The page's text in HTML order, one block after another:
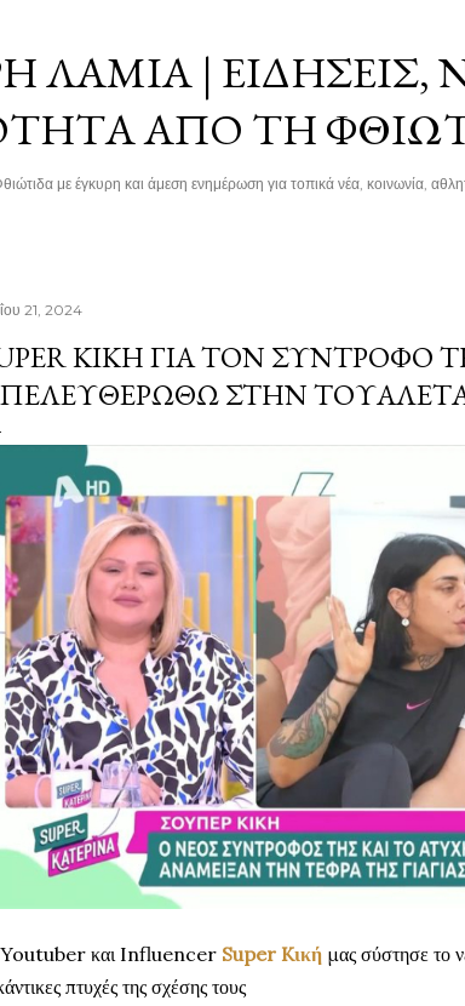
ΛΑΜΊΑ | ΕΙΔΉΣΕΙΣ,
ΑΠΌ ΤΗ
με έγκυρη και άμεση ενημέρωση για τοπικά νέα, κοινωνία,
21, 2024
ΚΙΚΉ ΓΙΑ ΤΟΝ ΣΎΝΤΡΟΦΌ
ΣΤΗΝ
και Influencer Super Kική μας σύστησε το
πτυχές της σχέσης τους